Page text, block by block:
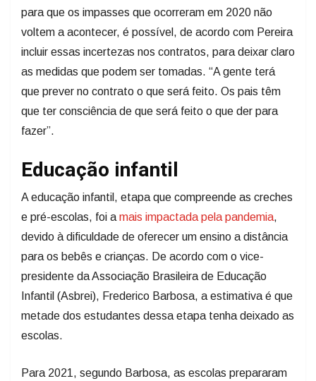
para que os impasses que ocorreram em 2020 não
voltem a acontecer, é possível, de acordo com Pereira
incluir essas incertezas nos contratos, para deixar claro
as medidas que podem ser tomadas. “A gente terá
que prever no contrato o que será feito. Os pais têm
que ter consciência de que será feito o que der para
fazer”.
Educação infantil
A educação infantil, etapa que compreende as creches
e pré-escolas, foi amais impactada pela pandemia,
devido à dificuldade de oferecer um ensino a distância
para os bebês e crianças. De acordo com o vice-
presidente da Associação Brasileira de Educação
Infantil (Asbrei), Frederico Barbosa, a estimativa é que
metade dos estudantes dessa etapa tenha deixado as
escolas.
Para 2021, segundo Barbosa, as escolas prepararam